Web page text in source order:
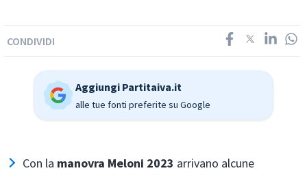
CONDIVIDI
Aggiungi Partitaiva.it
alle tue fonti preferite su Google
Con la manovra Meloni 2023 arrivano alcune